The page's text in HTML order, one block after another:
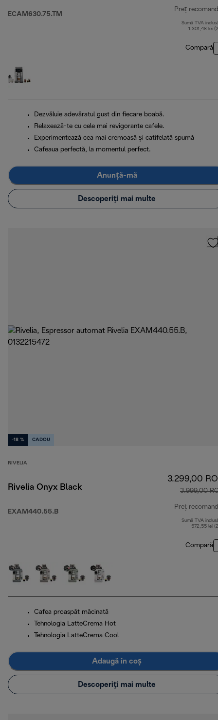
ECAM630.75.TM
Preț
Sumă TVA
1.301,48 lei
Compară
Dezvăluie adevăratul gust din fiecare boabă.
Relaxează-te cu cele mai revigorante cafele.
Experimentează cea mai cremoasă și catifelată spumă
Cafeaua perfectă, la momentul perfect.
Anunță-mă
Descoperiți mai multe
-18 % CADOU
RIVELIA
Rivelia Onyx Black
EXAM440.55.B
3.299,00
3.999,00
Preț
Sumă TVA
572,55 lei
Compară
Cafea proaspăt măcinată
Tehnologia LatteCrema Hot
Tehnologia LatteCrema Cool
Adaugă în coș
Descoperiți mai multe